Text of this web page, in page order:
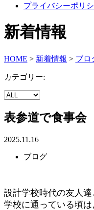
プライバシーポリ
新着情報
HOME > 新着情報 > ブロ
カテゴリー:
表参道で食事会
2025.11.16
ブログ
設計学校時代の友人達
学校に通っている頃